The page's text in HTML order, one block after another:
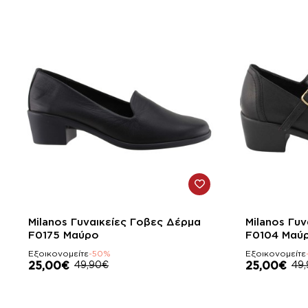
-50%
Milanos Γυναικείες Γοβες Δέρμα
F0175 Μαύρο
Εξοικονομείτε-50%
25,00€ 49,90€
-50%
Milanos
F0104
Εξοικονομείτε
25,00€